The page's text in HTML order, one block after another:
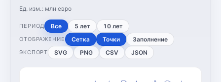
Ед. изм.: млн евро
ПЕРИОД Все 5 лет 10 лет
ОТОБРАЖЕНИЕ Сетка Точки Заполнение
ЭКСПОРТ SVG PNG CSV JSON